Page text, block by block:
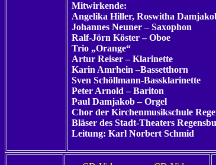
Mitwirkende:
Angelika Hiller, Roswitha
Johannes Neuner – Saxophon
Ralf-Jörn Köster – Oboe
Trio „Orange“
Artur Reiser – Klarinette
Karin Amrhein –Bassetthorn
Sven Schöllmann-Bassklarinette
Peter Arnold – Bariton
Paul Damjakob – Orgel
Chor der Kirchenmusikschule
Bläser des Stadt-Theaters
Leitung: Karl Norbert Schmid